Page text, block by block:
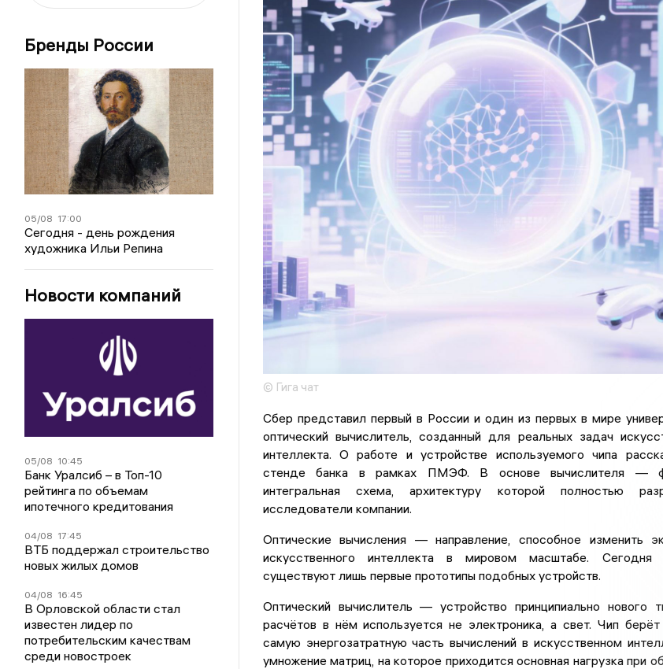
Бренды России
05/08 17:00
Сегодня - день рождения
художника Ильи Репина
Новости компаний
05/08 10:45
Банк Уралсиб – в Топ-10
рейтинга по объемам
ипотечного кредитования
04/08 17:45
ВТБ поддержал строительство
новых жилых домов
04/08 16:45
В Орловской области стал
известен лидер по
потребительским качествам
среди новостроек
© Гига чат
Сбер представил первый в России и один из первых в мире
оптический вычислитель, созданный для реальных задач
интеллекта. О работе и устройстве используемого чипа
стенде банка в рамках ПМЭФ. В основе вычислителя —
интегральная схема, архитектуру которой полностью
исследователи компании.
Оптические вычисления — направление, способное изменить
искусственного интеллекта в мировом масштабе.
существуют лишь первые прототипы подобных устройств.
Оптический вычислитель — устройство принципиально нового
расчётов в нём используется не электроника, а свет. Чип
самую энергозатратную часть вычислений в искусственном
умножение матриц, на которое приходится основная нагрузка при